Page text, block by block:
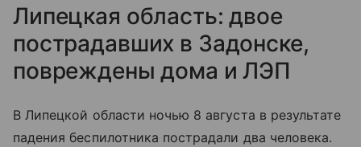
Липецкая область: двое
пострадавших в Задонске,
повреждены дома и ЛЭП
В Липецкой области ночью 8 августа в результате
падения беспилотника пострадали два человека.